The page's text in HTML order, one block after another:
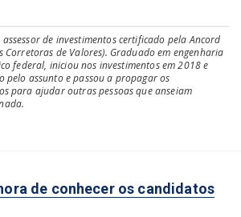
assessor de investimentos certificado pela Ancord
Corretoras de Valores). Graduado em engenharia
federal, iniciou nos investimentos em 2018 e
pelo assunto e passou a propagar os
para ajudar outras pessoas que anseiam
de conhecer os candidatos